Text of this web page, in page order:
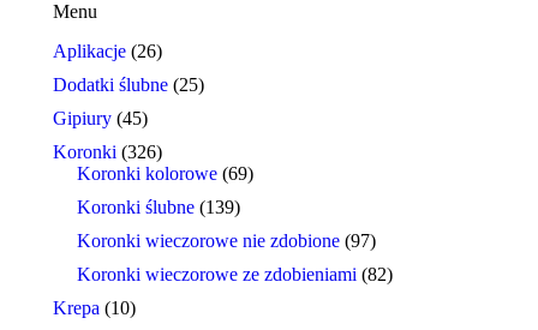
Menu
Aplikacje (26)
Dodatki ślubne (25)
Gipiury (45)
Koronki (326)
Koronki kolorowe (69)
Koronki ślubne (139)
Koronki wieczorowe nie zdobione (97)
Koronki wieczorowe ze zdobieniami (82)
Krepa (10)